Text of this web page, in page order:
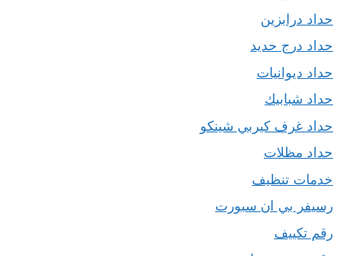
حداد درابزين
حداد درج حديد
حداد ديوانيات
حداد شبابيك
حداد غرف كيربي شينكو
حداد مظلات
خدمات تنظيف
رسيفر بي ان سبورت
رقم تكييف